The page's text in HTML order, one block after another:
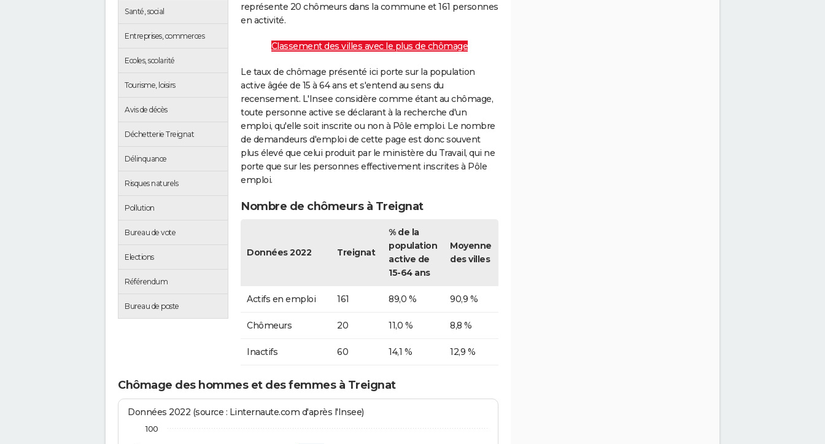
Santé, social
Entreprises, commerces
Ecoles, scolarité
Tourisme, loisirs
Avis de décès
Déchetterie Treignat
Délinquance
Risques naturels
Pollution
Bureau de vote
Elections
Référendum
Bureau de poste
représente 20 chômeurs dans la commune et 161 personnes
en activité.
Classement des villes avec le plus de chômage
Le taux de chômage présenté ici porte sur la population
active âgée de 15 à 64 ans et s'entend au sens du
recensement. L'Insee considère comme étant au chômage,
toute personne active se déclarant à la recherche d'un
emploi, qu'elle soit inscrite ou non à Pôle emploi. Le nombre
de demandeurs d'emploi de cette page est donc souvent
plus élevé que celui produit par le ministère du Travail, qui ne
porte que sur les personnes effectivement inscrites à Pôle
emploi.
Nombre de chômeurs à Treignat
Données 2022 Treignat
% de la
population
active de
15-64 ans
Moyenne
des villes
Actifs en emploi 161 89,0 % 90,9 %
Chômeurs 20 11,0 % 8,8 %
Inactifs 60 14,1 % 12,9 %
Chômage des hommes et des femmes à Treignat
Données 2022 (source : Linternaute.com d'après l'Insee)
100